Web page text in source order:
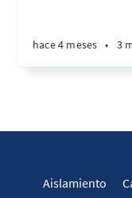
hace 4 meses • 3
Aislamiento